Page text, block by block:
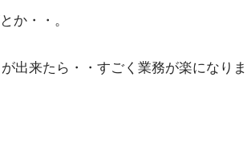
か・・。
出来たら・・すごく業務が楽になりま